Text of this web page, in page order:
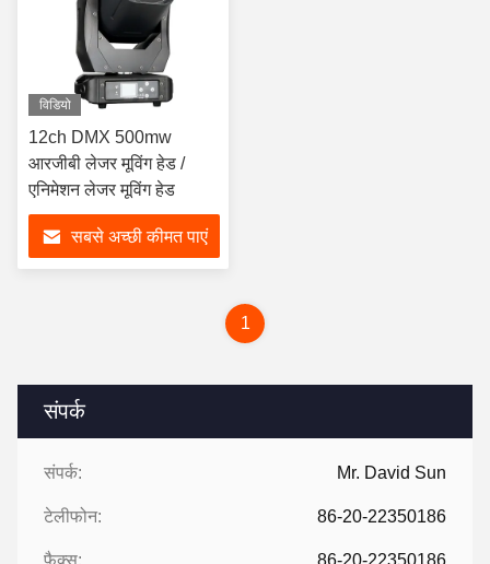
संपर्क
संपर्क: Mr. David Sun
टेलीफोन: 86-20-22350186
फैक्स: 86-20-22350186
विडियो
12ch DMX 500mw
आरजीबी लेजर मूविंग हेड /
एनिमेशन लेजर मूविंग हेड
सबसे अच्छी कीमत पाएं
1